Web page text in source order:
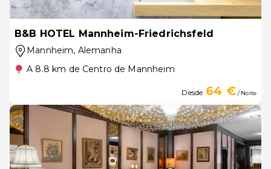
B&B HOTEL Mannheim-Friedrichsfeld
Mannheim, Alemanha
A 8.8 km de Centro de Mannheim
Desde 64 €/ Noite